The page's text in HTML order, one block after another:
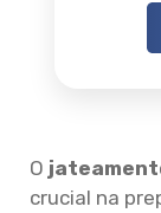
O
crucial na